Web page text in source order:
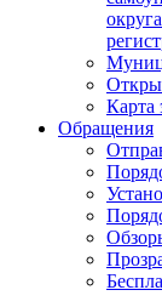
Карта
Обращения